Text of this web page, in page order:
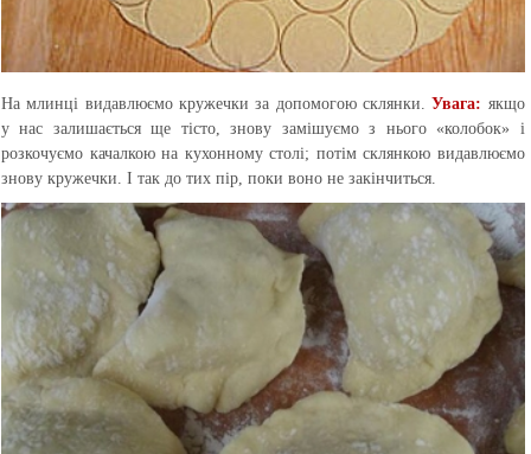
На млинці видавлюємо кружечки за допомогою склянки.Увага: якщо
у нас залишається ще тісто, знову замішуємо з нього «колобок» і
розкочуємо качалкою на кухонному столі; потім склянкою видавлюємо
знову кружечки. І так до тих пір, поки воно не закінчиться.